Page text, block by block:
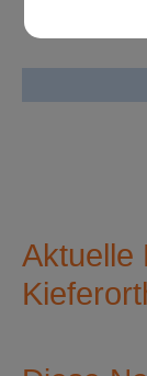
Aktuelle